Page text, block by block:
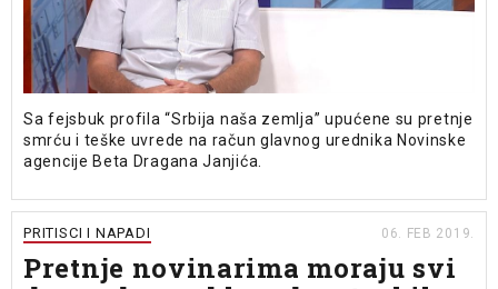
Sa fejsbuk profila “Srbija naša zemlja” upućene su pretnje
smrću i teške uvrede na račun glavnog urednika Novinske
agencije Beta Dragana Janjića.
PRITISCI I NAPADI 06. FEB 2019.
Pretnje novinarima moraju svi